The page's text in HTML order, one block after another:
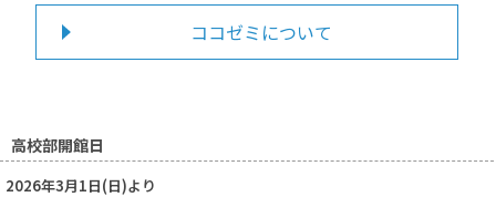
ココゼミについて
高校部開館日
2026年3月1日(日)より